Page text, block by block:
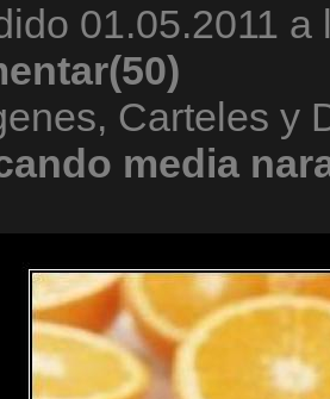
01.05.2011 a
Carteles y
media